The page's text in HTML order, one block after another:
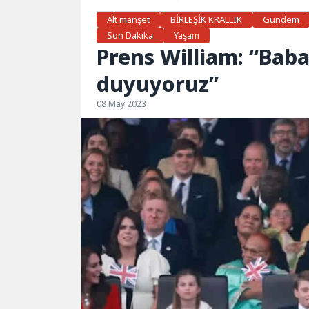
Alt manşet
BİRLEŞİK KRALLIK Gündem
Son Dakika
Yaşam
Prens William:
duyuyoruz”
08 May 2023